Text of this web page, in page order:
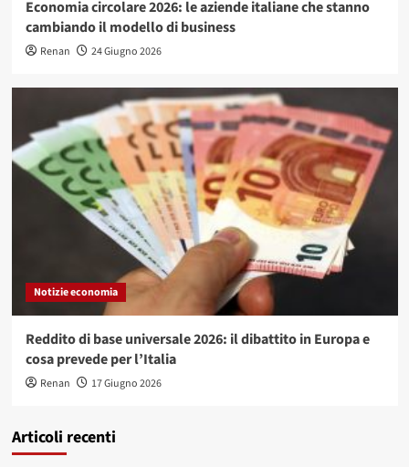
Economia circolare 2026: le aziende italiane che stanno
cambiando il modello di business
Renan 24 Giugno 2026
Notizie economia
Reddito di base universale 2026: il dibattito in Europa e
cosa prevede per l’Italia
Renan 17 Giugno 2026
Articoli recenti